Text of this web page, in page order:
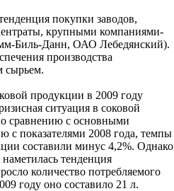
покупки заводов,
крупными компаниями-
Биль-Данн, ОАО Лебедянский).
производства
сырьем.
продукции в 2009 году
ситуация в соковой
сравнению с основными
с показателями 2008 года, темпы
составили минус 4,2%. Однако
тенденция
количество потребляемого
году оно составило 21 л.